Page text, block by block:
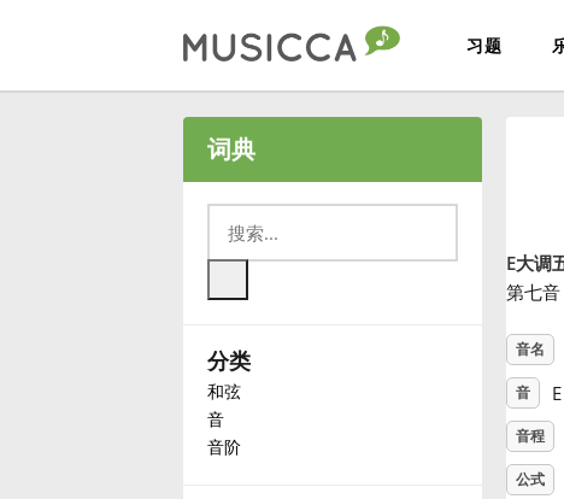
习题
Български
Deutsch
词典
分类
和弦
音
音阶
E大调
第七音
音名
音 E
音程
公式